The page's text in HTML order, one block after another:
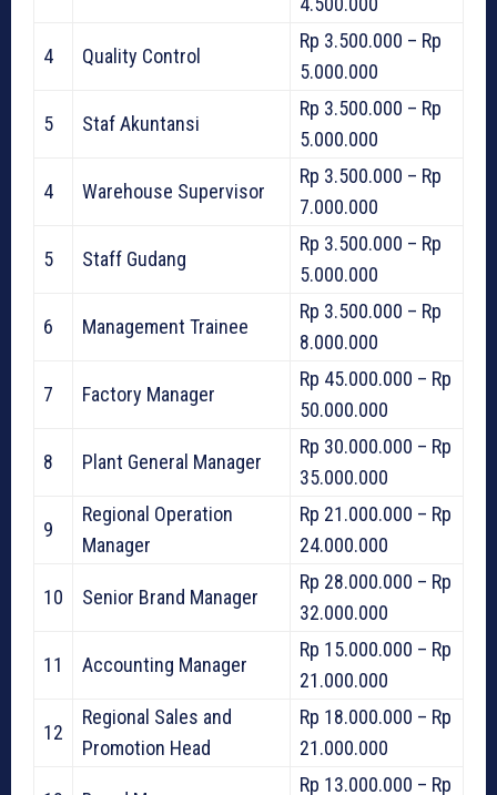
4 Quality Control
Rp 3.500.000 – Rp
5.000.000
5 Staf Akuntansi
Rp 3.500.000 – Rp
5.000.000
4 Warehouse Supervisor
Rp 3.500.000 – Rp
7.000.000
5 Staff Gudang
Rp 3.500.000 – Rp
5.000.000
6 Management Trainee
Rp 3.500.000 – Rp
8.000.000
7 Factory Manager
Rp 45.000.000 – Rp
50.000.000
8 Plant General Manager
Rp 30.000.000 – Rp
35.000.000
9
Regional Operation
Manager
Rp 21.000.000 – Rp
24.000.000
10 Senior Brand Manager
Rp 28.000.000 – Rp
32.000.000
11 Accounting Manager
Rp 15.000.000 – Rp
21.000.000
12
Regional Sales and
Promotion Head
Rp 18.000.000 – Rp
21.000.000
Rp 13.000.000 – Rp